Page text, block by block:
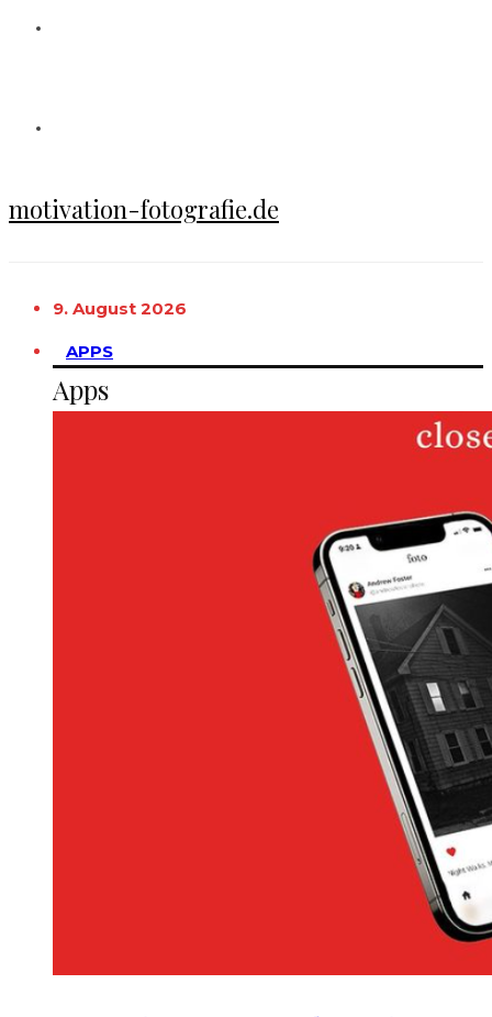
motivation-fotografie.de
9. August 2026
APPS
Apps